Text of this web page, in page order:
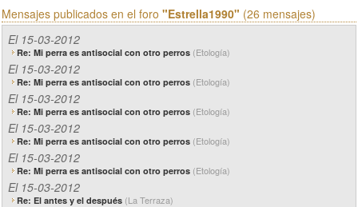
Mensajes publicados en el foro "Estrella1990" (26 mensajes)
El 15-03-2012
Re: Mi perra es antisocial con otro perros (Etología)
El 15-03-2012
Re: Mi perra es antisocial con otro perros (Etología)
El 15-03-2012
Re: Mi perra es antisocial con otro perros (Etología)
El 15-03-2012
Re: Mi perra es antisocial con otro perros (Etología)
El 15-03-2012
Re: Mi perra es antisocial con otro perros (Etología)
El 15-03-2012
Re: El antes y el después (La Terraza)